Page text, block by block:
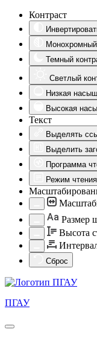
Контраст
Монохромный
Темный
Светлый
Низкая
Высокая
Текст
Выделять
Выделить
Программа
Режим чтения
Aa Размер
Высота
Сброс
ПГАУ